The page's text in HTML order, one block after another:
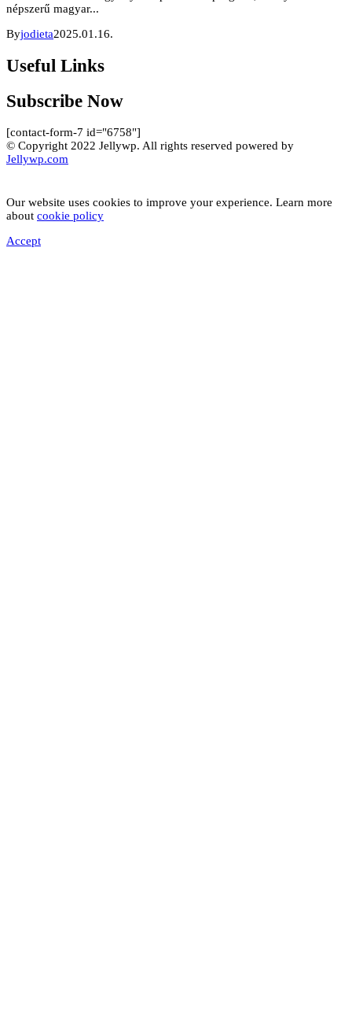
népszerű magyar...
Byjodieta2025.01.16.
Useful Links
Subscribe Now
[contact-form-7 id="6758"]
© Copyright 2022 Jellywp. All rights reserved powered by
Jellywp.com
Our website uses cookies to improve your experience. Learn more
about cookie policy
Accept